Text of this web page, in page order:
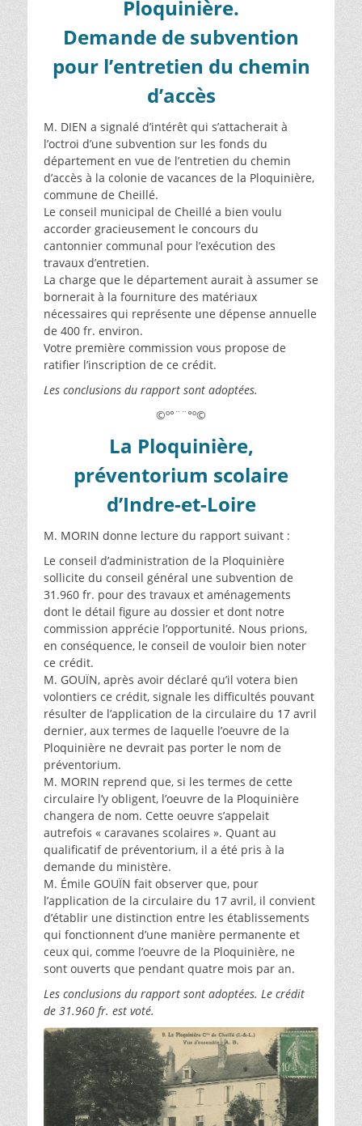
Ploquinière.
Demande de subvention
pour l’entretien du chemin
d’accès
M. DIEN a signalé d’intérêt qui s’attacherait à
l’octroi d’une subvention sur les fonds du
département en vue de l’entretien du chemin
d’accès à la colonie de vacances de la Ploquinière,
commune de Cheillé.
Le conseil municipal de Cheillé a bien voulu
accorder gracieusement le concours du
cantonnier communal pour l’exécution des
travaux d’entretien.
La charge que le département aurait à assumer se
bornerait à la fourniture des matériaux
nécessaires qui représente une dépense annuelle
de 400 fr. environ.
Votre première commission vous propose de
ratifier l’inscription de ce crédit.
Les conclusions du rapport sont adoptées.
©º°¨¨°º©
La Ploquinière,
préventorium scolaire
d’Indre-et-Loire
M. MORIN donne lecture du rapport suivant :
Le conseil d’administration de la Ploquinière
sollicite du conseil général une subvention de
31.960 fr. pour des travaux et aménagements
dont le détail figure au dossier et dont notre
commission apprécie l’opportunité. Nous prions,
en conséquence, le conseil de vouloir bien noter
ce crédit.
M. GOUÏN, après avoir déclaré qu’il votera bien
volontiers ce crédit, signale les difficultés pouvant
résulter de l’application de la circulaire du 17 avril
dernier, aux termes de laquelle l’oeuvre de la
Ploquinière ne devrait pas porter le nom de
préventorium.
M. MORIN reprend que, si les termes de cette
circulaire l’y obligent, l’oeuvre de la Ploquinière
changera de nom. Cette oeuvre s’appelait
autrefois « caravanes scolaires ». Quant au
qualificatif de préventorium, il a été pris à la
demande du ministère.
M. Émile GOUÏN fait observer que, pour
l’application de la circulaire du 17 avril, il convient
d’établir une distinction entre les établissements
qui fonctionnent d’une manière permanente et
ceux qui, comme l’oeuvre de la Ploquinière, ne
sont ouverts que pendant quatre mois par an.
Les conclusions du rapport sont adoptées. Le crédit
de 31.960 fr. est voté.